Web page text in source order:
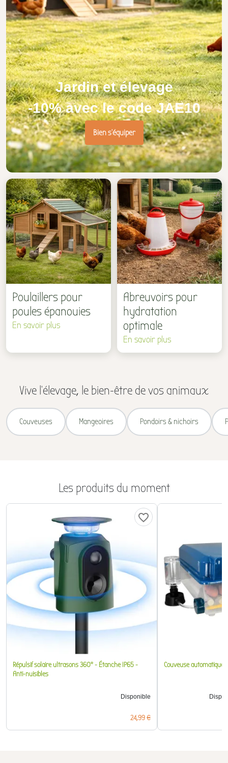
Jardin et élevage
-10% avec le code JAE10
Bien s'équiper
Abreuvoirs pour
hydratation
optimale
En savoir plus
Poulaillers pour
poules épanouies
En savoir plus
Vive l'élevage, le bien-être de vos animaux
Couveuses Mangeoires Pondoirs & nichoirs
Les produits du moment
favorite_border
Répulsif solaire ultrasons 360° - Étanche IP65 -
Anti-nuisibles
Disponible
Prix
24,99 €
Couveuse automatique